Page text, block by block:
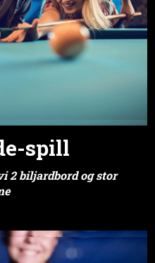
spill
2 biljardbord og stor